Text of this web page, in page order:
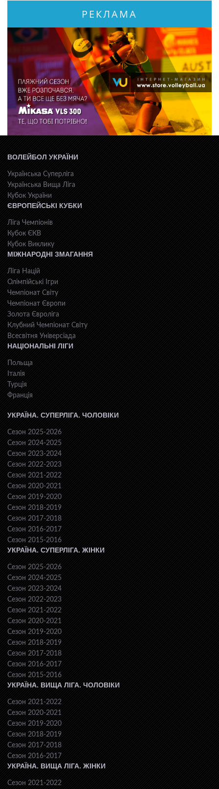
РЕКЛАМА
ВОЛЕЙБОЛ УКРАЇНИ
Українська Суперліга
Українська Вища Ліга
Кубок України
ЄВРОПЕЙСЬКІ КУБКИ
Ліга Чемпіонів
Кубок ЄКВ
Кубок Виклику
МІЖНАРОДНІ ЗМАГАННЯ
Ліга Націй
Олімпійські Ігри
Чемпіонат Світу
Чемпіонат Європи
Золота Євроліга
Клубний Чемпіонат Світу
Всесвiтня Унiверсiaда
НАЦІОНАЛЬНІ ЛІГИ
Польща
Італія
Турція
Франція
УКРАЇНА. СУПЕРЛІГА. ЧОЛОВІКИ
Сезон 2025-2026
Сезон 2024-2025
Сезон 2023-2024
Сезон 2022-2023
Сезон 2021-2022
Сезон 2020-2021
Сезон 2019-2020
Сезон 2018-2019
Сезон 2017-2018
Сезон 2016-2017
Сезон 2015-2016
УКРАЇНА. СУПЕРЛІГА. ЖІНКИ
Сезон 2025-2026
Сезон 2024-2025
Сезон 2023-2024
Сезон 2022-2023
Сезон 2021-2022
Сезон 2020-2021
Сезон 2019-2020
Сезон 2018-2019
Сезон 2017-2018
Сезон 2016-2017
Сезон 2015-2016
УКРАЇНА. ВИЩА ЛІГА. ЧОЛОВІКИ
Сезон 2021-2022
Сезон 2020-2021
Сезон 2019-2020
Сезон 2018-2019
Сезон 2017-2018
Сезон 2016-2017
УКРАЇНА. ВИЩА ЛІГА. ЖІНКИ
Сезон 2021-2022